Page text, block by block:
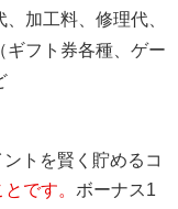
加工料、修理代、
ギフト券各種、ゲー
トを賢く貯めるコ
です。 ボーナス1